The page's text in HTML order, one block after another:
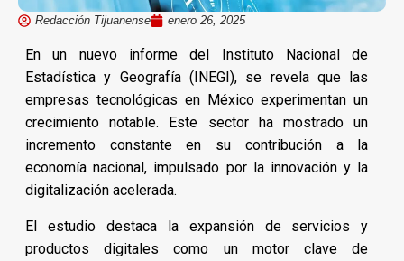
Redacción Tijuanense enero 26, 2025
En un nuevo informe del Instituto Nacional de
Estadística y Geografía (INEGI), se revela que las
empresas tecnológicas en México experimentan un
crecimiento notable. Este sector ha mostrado un
incremento constante en su contribución a la
economía nacional, impulsado por la innovación y la
digitalización acelerada.
El estudio destaca la expansión de servicios y
productos digitales como un motor clave de